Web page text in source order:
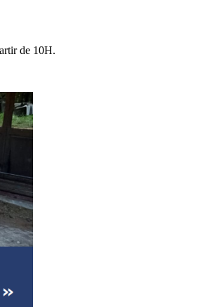
de 10H.